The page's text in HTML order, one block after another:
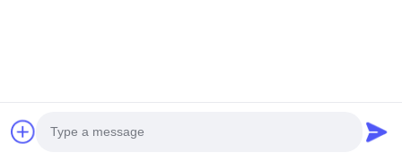
Casa Mapa do Site